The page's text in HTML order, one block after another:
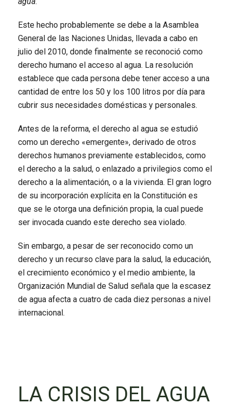
Este hecho probablemente se debe a la Asamblea
General de las Naciones Unidas, llevada a cabo en
julio del 2010, donde finalmente se reconoció como
derecho humano el acceso al agua. La resolución
establece que cada persona debe tener acceso a una
cantidad de entre los 50 y los 100 litros por día para
cubrir sus necesidades domésticas y personales.
Antes de la reforma, el derecho al agua se estudió
como un derecho «emergente», derivado de otros
derechos humanos previamente establecidos, como
el derecho a la salud, o enlazado a privilegios como el
derecho a la alimentación, o a la vivienda. El gran logro
de su incorporación explícita en la Constitución es
que se le otorga una definición propia, la cual puede
ser invocada cuando este derecho sea violado.
Sin embargo, a pesar de ser reconocido como un
derecho y un recurso clave para la salud, la educación,
el crecimiento económico y el medio ambiente, la
Organización Mundial de Salud señala que la escasez
de agua afecta a cuatro de cada diez personas a nivel
internacional.
LA CRISIS DEL AGUA